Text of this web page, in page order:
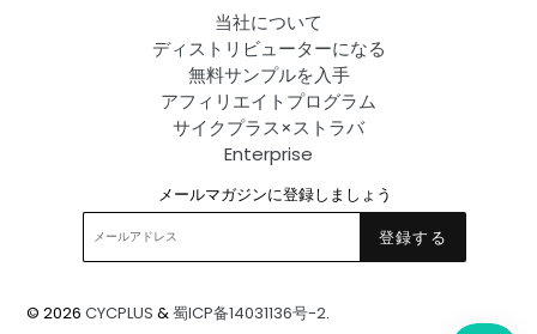
当社について
ディストリビューターになる
無料サンプルを入手
アフィリエイトプログラム
サイクプラス×ストラバ
Enterprise
メールマガジンに登録しましょう
登録する
© 2026 CYCPLUS &蜀ICP备14031136号-2.